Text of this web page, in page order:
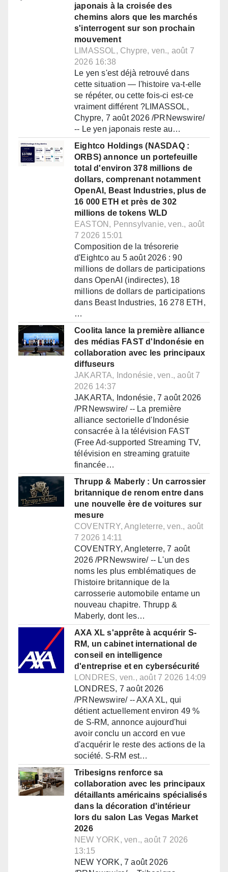
japonais à la croisée des
chemins alors que les marchés
s'interrogent sur son prochain
mouvement
LIMASSOL, Chypre, ven., août 7
2026 16:38
Le yen s'est déjà retrouvé dans
cette situation — l'histoire va-t-elle
se répéter, ou cette fois-ci est-ce
vraiment différent ?LIMASSOL,
Chypre, 7 août 2026 /PRNewswire/
-- Le yen japonais reste au…
Eightco Holdings (NASDAQ :
ORBS) annonce un portefeuille
total d'environ 378 millions de
dollars, comprenant notamment
OpenAI, Beast Industries, plus de
16 000 ETH et près de 302
millions de tokens WLD
EASTON, Pennsylvanie, ven., août
7 2026 15:01
Composition de la trésorerie
d'Eightco au 5 août 2026 : 90
millions de dollars de participations
dans OpenAI (indirectes), 18
millions de dollars de participations
dans Beast Industries, 16 278 ETH,
…
Coolita lance la première alliance
des médias FAST d'Indonésie en
collaboration avec les principaux
diffuseurs
JAKARTA, Indonésie, ven., août 7
2026 14:37
JAKARTA, Indonésie, 7 août 2026
/PRNewswire/ -- La première
alliance sectorielle d'Indonésie
consacrée à la télévision FAST
(Free Ad-supported Streaming TV,
télévision en streaming gratuite
financée…
Thrupp & Maberly : Un carrossier
britannique de renom entre dans
une nouvelle ère de voitures sur
mesure
COVENTRY, Angleterre, ven., août
7 2026 14:11
COVENTRY, Angleterre, 7 août
2026 /PRNewswire/ -- L'un des
noms les plus emblématiques de
l'histoire britannique de la
carrosserie automobile entame un
nouveau chapitre. Thrupp &
Maberly, dont les…
AXA XL s'apprête à acquérir S-
RM, un cabinet international de
conseil en intelligence
d'entreprise et en cybersécurité
LONDRES, ven., août 7 2026 14:09
LONDRES, 7 août 2026
/PRNewswire/ -- AXA XL, qui
détient actuellement environ 49 %
de S-RM, annonce aujourd'hui
avoir conclu un accord en vue
d'acquérir le reste des actions de la
société. S-RM est…
Tribesigns renforce sa
collaboration avec les principaux
détaillants américains spécialisés
dans la décoration d'intérieur
lors du salon Las Vegas Market
2026
NEW YORK, ven., août 7 2026
13:15
NEW YORK, 7 août 2026